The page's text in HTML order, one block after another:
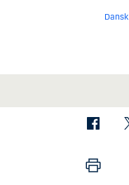
Dansk